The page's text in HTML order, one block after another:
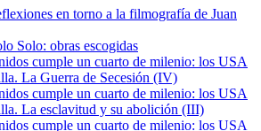
en torno a la filmografía de Juan
Solo: obras escogidas
cumple un cuarto de milenio: los USA
La Guerra de Secesión (IV)
cumple un cuarto de milenio: los USA
La esclavitud y su abolición (III)
cumple un cuarto de milenio: los USA